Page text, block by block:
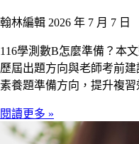
翰林編輯 2026 年 7 月 7 日
116學測數B怎麼準備？本
歷屆出題方向與老師考前
素養題準備方向，提升複習
閱讀更多 »